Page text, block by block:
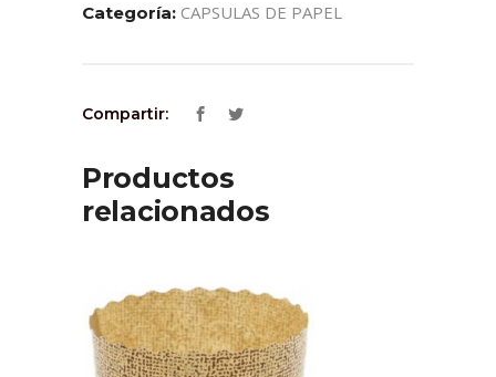
Categoría: CAPSULAS DE PAPEL
Compartir:
Productos
relacionados